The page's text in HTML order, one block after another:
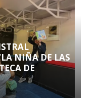
NIÑA DE LAS
DE